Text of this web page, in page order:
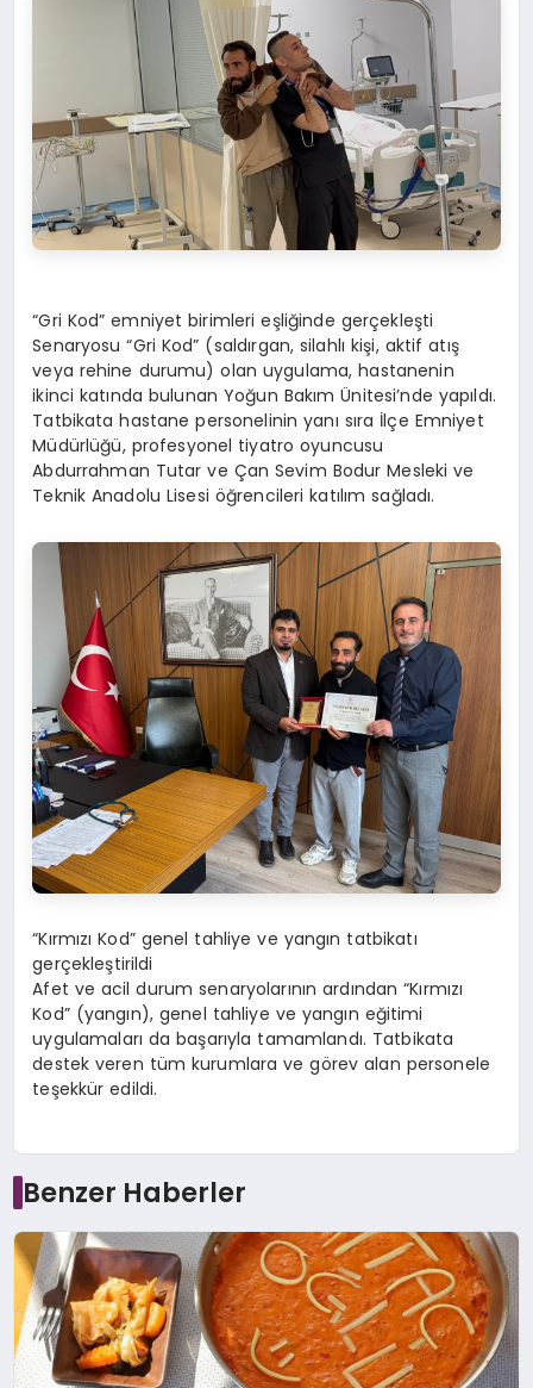
“Gri Kod” emniyet birimleri eşliğinde gerçekleşti
Senaryosu “Gri Kod” (saldırgan, silahlı kişi, aktif atış
veya rehine durumu) olan uygulama, hastanenin
ikinci katında bulunan Yoğun Bakım Ünitesi’nde yapıldı.
Tatbikata hastane personelinin yanı sıra İlçe Emniyet
Müdürlüğü, profesyonel tiyatro oyuncusu
Abdurrahman Tutar ve Çan Sevim Bodur Mesleki ve
Teknik Anadolu Lisesi öğrencileri katılım sağladı.
“Kırmızı Kod” genel tahliye ve yangın tatbikatı
gerçekleştirildi
Afet ve acil durum senaryolarının ardından “Kırmızı
Kod” (yangın), genel tahliye ve yangın eğitimi
uygulamaları da başarıyla tamamlandı. Tatbikata
destek veren tüm kurumlara ve görev alan personele
teşekkür edildi.
Benzer Haberler